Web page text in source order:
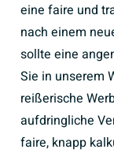
eine faire und
nach einem
sollte eine
Sie in unserem
reißerische
aufdringliche
faire, knapp